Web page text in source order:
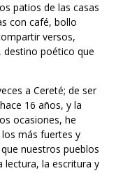
patios de las casas
con café, bollo
versos,
destino poético que
a Cereté; de ser
16 años, y la
ocasiones, he
más fuertes y
nuestros pueblos
lectura, la escritura y